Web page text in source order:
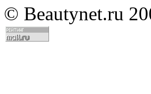
© Beautynet.ru